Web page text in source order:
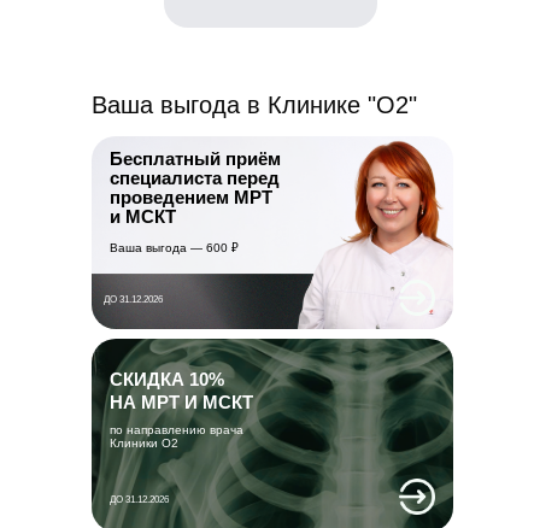
Ваша выгода в Клинике "О2"
Ваша выгода — 600 ₽
ДО 31.12.2026
Бесплатный приём
специалиста перед
проведением МРТ
и МСКТ
по направлению врача
Клиники О2
ДО 31.12.2026
СКИДКА 10%
НА МРТ И МСКТ